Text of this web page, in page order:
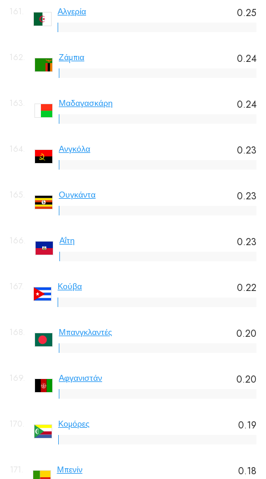
161. Αλγερία 0.25
162. Ζάμπια 0.24
163. Μαδαγασκάρη 0.24
164. Ανγκόλα 0.23
165. Ουγκάντα 0.23
166. Αΐτη 0.23
167. Κούβα 0.22
168. Μπανγκλαντές 0.20
169. Αφγανιστάν 0.20
170. Κομόρες 0.19
171. Μπενίν 0.18